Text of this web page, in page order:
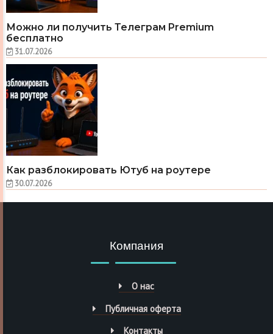
Можно ли получить Телеграм Premium
бесплатно
31.07.2026
Как разблокировать Ютуб на роутере
30.07.2026
Компания
О нас
Публичная оферта
Контакты